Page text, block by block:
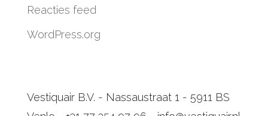
Reacties feed
WordPress.org
Vestiquair B.V. - Nassaustraat 1 - 5911 BS